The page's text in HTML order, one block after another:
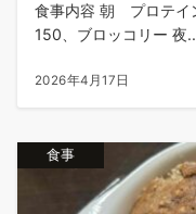
食事内容 朝 プロテイ
150、ブロッコリー 夜
2026年4月17日
食事